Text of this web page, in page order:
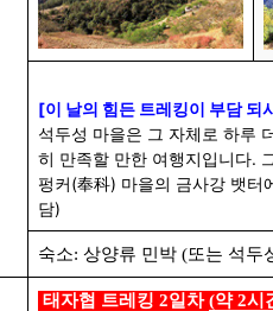
[이 날의 힘든 트레킹이 부담 되
석두성 마을은 그 자체로 하루
히 만족할 만한 여행지입니다.
펑커(奉科) 마을의 금사강 뱃터
담)
숙소: 상양류 민박 (또는 석두
태자협 트레킹 2일차(약 2시